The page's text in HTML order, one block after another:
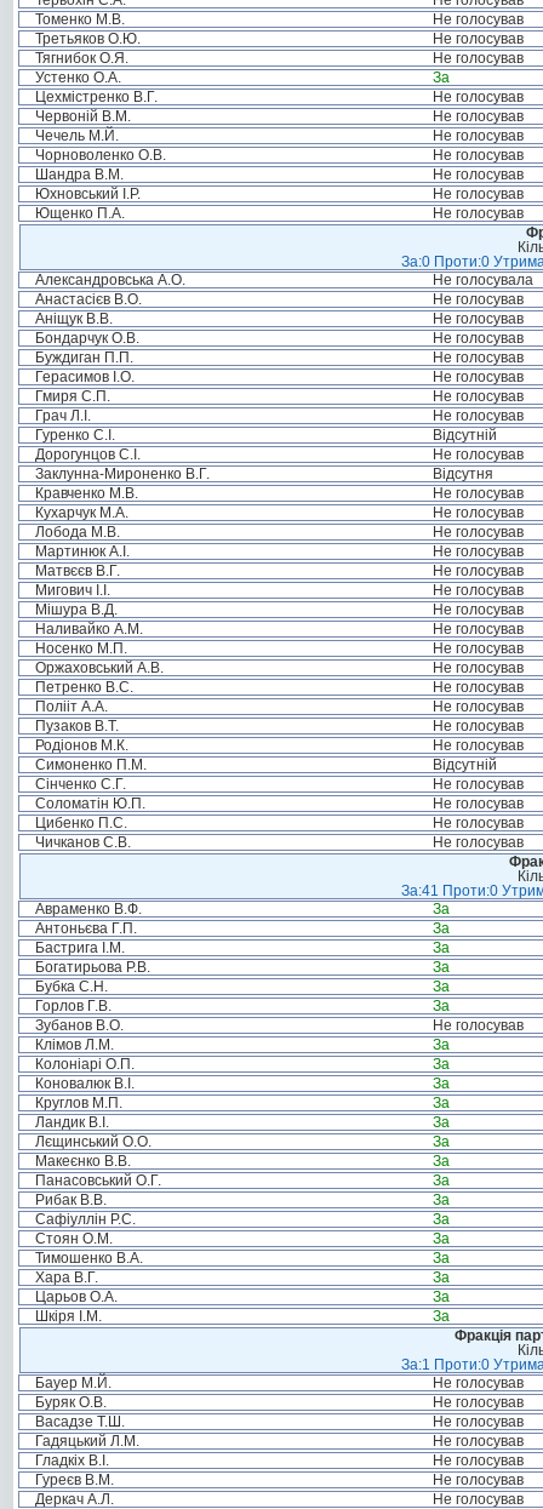
Томенко М.В.
Не голосував
Третьяков О.Ю.
Не голосував
Тягнибок О.Я.
Не голосував
Устенко О.А.
За
Цехмістренко В.Г.
Не голосував
Червоній В.М.
Не голосував
Чечель М.Й.
Не голосував
Чорноволенко О.В.
Не голосував
Шандра В.М.
Не голосував
Юхновський І.Р.
Не голосував
Ющенко П.А.
Не голосував
За:0 Проти:0
Александровська А.О.
Не голосувала
Анастасієв В.О.
Не голосував
Аніщук В.В.
Не голосував
Бондарчук О.В.
Не голосував
Буждиган П.П.
Не голосував
Герасимов І.О.
Не голосував
Гмиря С.П.
Не голосував
Грач Л.І.
Не голосував
Гуренко С.І.
Відсутній
Дорогунцов С.І.
Не голосував
Заклунна-Мироненко В.Г.
Відсутня
Кравченко М.В.
Не голосував
Кухарчук М.А.
Не голосував
Лобода М.В.
Не голосував
Мартинюк А.І.
Не голосував
Матвєєв В.Г.
Не голосував
Мигович І.І.
Не голосував
Мішура В.Д.
Не голосував
Наливайко А.М.
Не голосував
Носенко М.П.
Не голосував
Оржаховський А.В.
Не голосував
Петренко В.С.
Не голосував
Полііт А.А.
Не голосував
Пузаков В.Т.
Не голосував
Родіонов М.К.
Не голосував
Симоненко П.М.
Відсутній
Сінченко С.Г.
Не голосував
Соломатін Ю.П.
Не голосував
Цибенко П.С.
Не голосував
Чичканов С.В.
Не голосував
За:41 Проти:0
Авраменко В.Ф.
За
Антоньєва Г.П.
За
Бастрига І.М.
За
Богатирьова Р.В.
За
Бубка С.Н.
За
Горлов Г.В.
За
Зубанов В.О.
Не голосував
Клімов Л.М.
За
Колоніарі О.П.
За
Коновалюк В.І.
За
Круглов М.П.
За
Ландик В.І.
За
Лєщинський О.О.
За
Макеєнко В.В.
За
Панасовський О.Г.
За
Рибак В.В.
За
Сафіуллін Р.С.
За
Стоян О.М.
За
Тимошенко В.А.
За
Хара В.Г.
За
Царьов О.А.
За
Шкіря І.М.
За
Фракція
За:1 Проти:0
Бауер М.Й.
Не голосував
Буряк О.В.
Не голосував
Васадзе Т.Ш.
Не голосував
Гадяцький Л.М.
Не голосував
Гладкіх В.І.
Не голосував
Гуреєв В.М.
Не голосував
Деркач А.Л.
Не голосував